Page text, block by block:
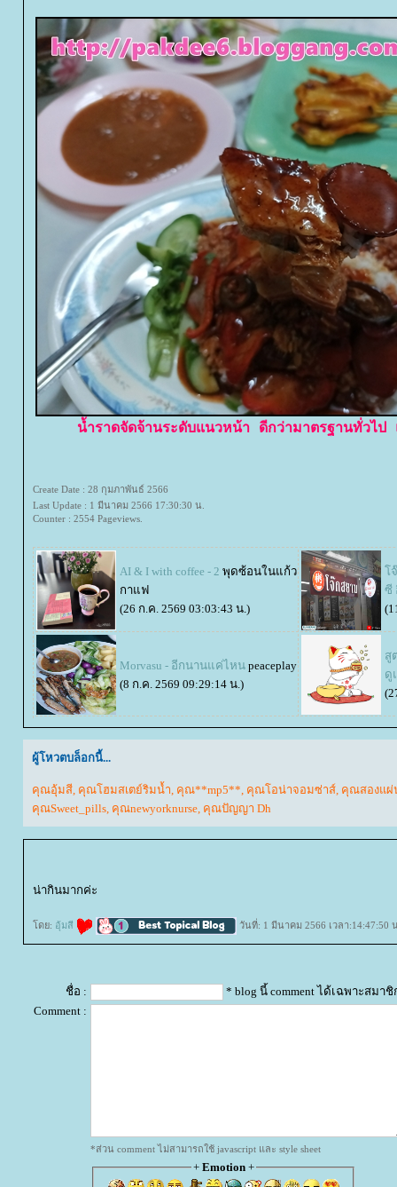
น้ำราดจัดจ้านระดับแนวหน้า ดีกว่ามาตรฐานทั่วไป
Create Date : 28 กุมภาพันธ์ 2566
Last Update : 1 มีนาคม 2566 17:30:30 น.
Counter : 2554 Pageviews.
AI & I with coffee - 2 พุดซ้อนในแก้ว
กาแฟ
(26 ก.ค. 2569 03:03:43 น.)
จ๊
ซี
Morvasu - อีกนานแค่ไหน peaceplay
(8 ก.ค. 2569 09:29:14 น.)
สู
ดู
ผู้โหวตบล็อกนี้...
คุณอุ้มสี, คุณโฮมสเตย์ริมน้ำ, คุณ**mp5**, คุณโอน่าจอมซ่าส์, คุณสองแผ่
คุณSweet_pills, คุณnewyorknurse, คุณปัญญา Dh
น่ากินมากค่ะ
ดย: อุ้มสี วันที่: 1 มีนาคม 2566 เวลา:14:47:50
ชื่อ :
* blog นี้ comment ได้เฉพาะสมาชิ
Comment :
*ส่วน comment ไม่สามารถใช้ javascript และ style sheet
+ Emotion+